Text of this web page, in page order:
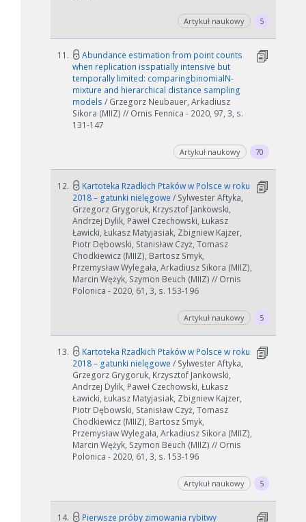
Artykuł naukowy 5
11.
Abundance estimation from point counts
when replication isspatially intensive but
temporally limited: comparingbinomialN-
mixture and hierarchical distance sampling
models / Grzegorz Neubauer, Arkadiusz
Sikora (MIIZ) // Ornis Fennica - 2020, 97, 3, s.
131-147
Artykuł naukowy 70
12.
Kartoteka Rzadkich Ptaków w Polsce w roku
2018 – gatunki nielęgowe / Sylwester Aftyka,
Grzegorz Grygoruk, Krzysztof Jankowski,
Andrzej Dylik, Paweł Czechowski, Łukasz
Ławicki, Łukasz Matyjasiak, Zbigniew Kajzer,
Piotr Dębowski, Stanisław Czyż, Tomasz
Chodkiewicz (MIIZ), Bartosz Smyk,
Przemysław Wylegała, Arkadiusz Sikora (MIIZ),
Marcin Wężyk, Szymon Beuch (MIIZ) // Ornis
Polonica - 2020, 61, 3, s. 153-196
Artykuł naukowy 5
13.
Kartoteka Rzadkich Ptaków w Polsce w roku
2018 – gatunki nielęgowe / Sylwester Aftyka,
Grzegorz Grygoruk, Krzysztof Jankowski,
Andrzej Dylik, Paweł Czechowski, Łukasz
Ławicki, Łukasz Matyjasiak, Zbigniew Kajzer,
Piotr Dębowski, Stanisław Czyż, Tomasz
Chodkiewicz (MIIZ), Bartosz Smyk,
Przemysław Wylegała, Arkadiusz Sikora (MIIZ),
Marcin Wężyk, Szymon Beuch (MIIZ) // Ornis
Polonica - 2020, 61, 3, s. 153-196
Artykuł naukowy 5
14. Pierwsze próby zimowania rybitwy